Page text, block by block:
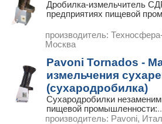
Дробилка-измельчитель
предприятиях пищевой
производитель:
Москва
Pavoni Tornados -
измельчения
(сухародробилка)
Сухародробилки
пищевой промышленности:
производитель: Pavoni,